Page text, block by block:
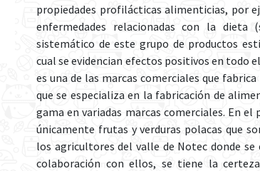
propiedades profilácticas alimenticias, por
enfermedades relacionadas con la dieta
sistemático de este grupo de productos
cual se evidencian efectos positivos en todo
es una de las marcas comerciales que
que se especializa en la fabricación de
gama en variadas marcas comerciales. En
únicamente frutas y verduras polacas que
los agricultores del valle de Notec donde se
colaboración con ellos, se tiene la